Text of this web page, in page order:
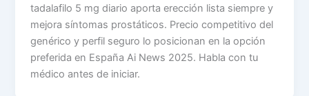
tadalafilo 5 mg diario aporta erección lista siempre y
mejora síntomas prostáticos. Precio competitivo del
genérico y perfil seguro lo posicionan en la opción
preferida en España Ai News 2025. Habla con tu
médico antes de iniciar.